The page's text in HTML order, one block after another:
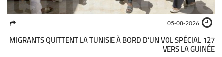
05-08-2026
127 MIGRANTS QUITTENT LA TUNISIE À BORD D’UN VOL SPÉCIAL
VERS LA GUINÉE